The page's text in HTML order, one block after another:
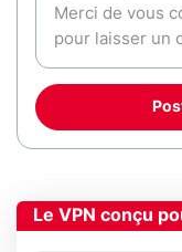
Le VPN conçu